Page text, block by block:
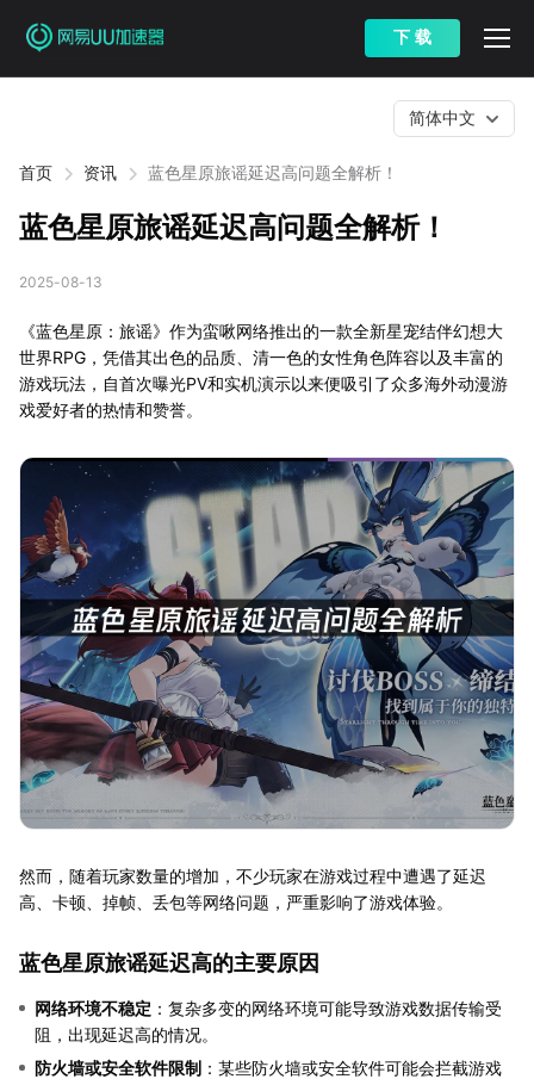
下 载
首页 资讯 蓝色星原旅谣延迟高问题全解析！
简体中文
蓝色星原旅谣延迟高问题全解析！
2025-08-13
《蓝色星原：旅谣》作为蛮啾网络推出的一款全新星宠结伴幻想大
世界RPG，凭借其出色的品质、清一色的女性角色阵容以及丰富的
游戏玩法，自首次曝光PV和实机演示以来便吸引了众多海外动漫游
戏爱好者的热情和赞誉。
然而，随着玩家数量的增加，不少玩家在游戏过程中遭遇了延迟
高、卡顿、掉帧、丢包等网络问题，严重影响了游戏体验。
蓝色星原旅谣延迟高的主要原因
网络环境不稳定 ：复杂多变的网络环境可能导致游戏数据传输受
阻，出现延迟高的情况。
防火墙或安全软件限制 ：某些防火墙或安全软件可能会拦截游戏